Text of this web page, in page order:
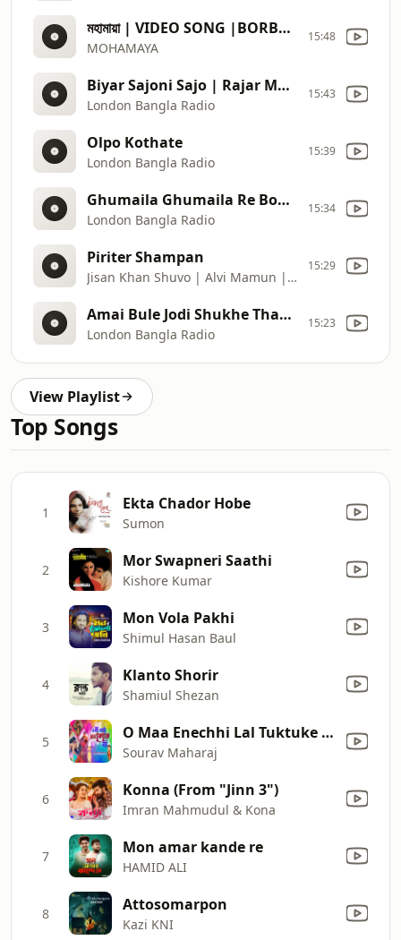
মহামায়া | VIDEO SONG |BORBAAD | SHAKIB KHAN | IDHIKA |NOBLE MAN |SHOMESHWAR |KHAIRUL WASI
MOHAMAYA
15:48
Biyar Sajoni Sajo | Rajar Meye Parul | Sabina Yasmin
London Bangla Radio
15:43
Olpo Kothate
London Bangla Radio
15:39
Ghumaila Ghumaila Re Bondhu | Luipa | Al Amin
London Bangla Radio
15:34
Piriter Shampan
Jisan Khan Shuvo | Alvi Mamun | Zara Sithy
15:29
Amai Bule Jodi Shukhe Thako | আমাই ভুলে জদি সুখে থাকৌ
London Bangla Radio
15:23
View Playlist
Top Songs
1 Ekta Chador Hobe
Sumon
2 Mor Swapneri Saathi
Kishore Kumar
3 Mon Vola Pakhi
Shimul Hasan Baul
4 Klanto Shorir
Shamiul Shezan
5 O Maa Enechhi Lal Tuktuke Bou
Sourav Maharaj
6 Konna (From "Jinn 3")
Imran Mahmudul & Kona
7 Mon amar kande re
HAMID ALI
8 Attosomarpon
Kazi KNI